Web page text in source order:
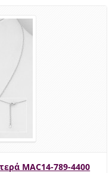
MAC14-789-4400